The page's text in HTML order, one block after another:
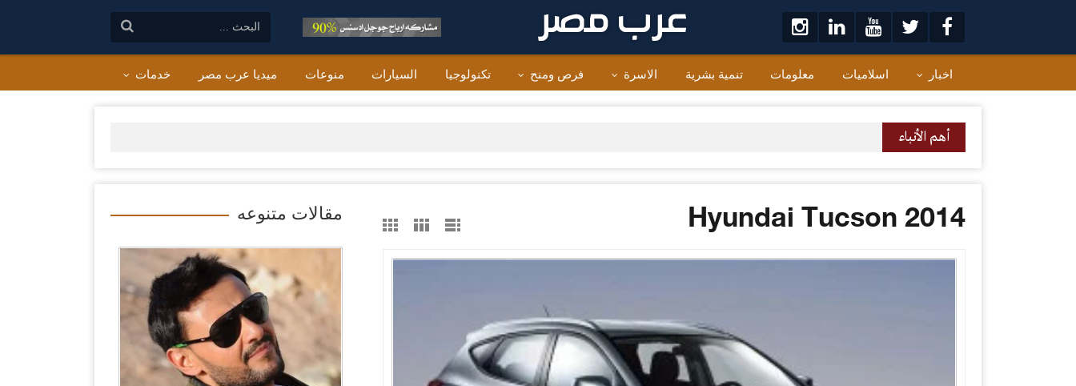
اخبار اسلاميات معلومات تنمية بشرية الاسرة فرص ومنح تكنولوجيا السيارات منوعات ميديا عرب مصر خدمات
أهم الأنباء
مقالات متنوعه Hyundai Tucson 2014